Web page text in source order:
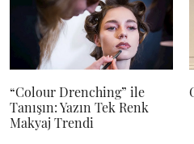
“Colour Drenching” ile
Tanışın: Yazın Tek Renk
Makyaj Trendi